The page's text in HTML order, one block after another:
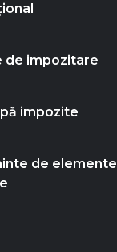
de impozitare
impozite
de elemente